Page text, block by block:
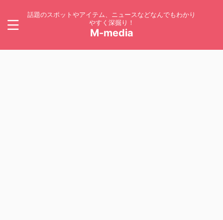
話題のスポットやアイテム、ニュースなどなんでもわかり
やすく深掘り！
M-media